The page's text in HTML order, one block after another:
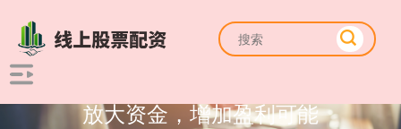
放大资金，增加盈利可能